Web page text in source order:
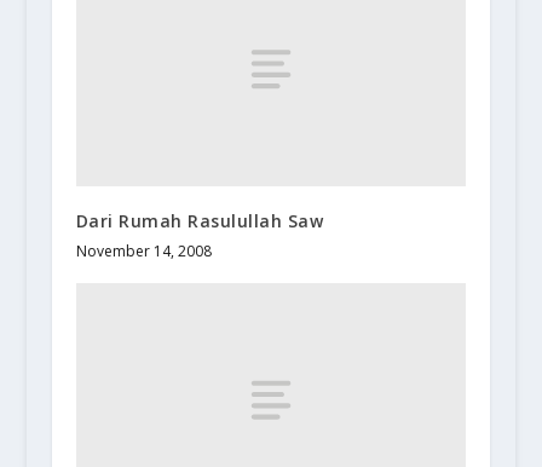
Dari Rumah Rasulullah Saw
November 14, 2008